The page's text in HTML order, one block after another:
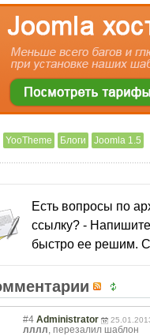
YooTheme Блоги Joomla 1.5
Есть вопросы по
ссылку? -
быстро ее решим.
#4 Administrator
лллл, перезалил шаблон